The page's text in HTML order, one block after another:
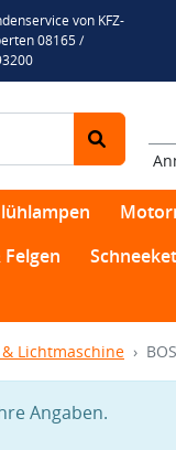
von KFZ-
08165 /
Lichtmaschine
Angaben.